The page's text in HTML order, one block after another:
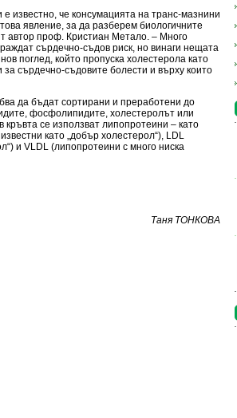
известно, че консумацията на транс-мазнини
явление, за да разберем биологичните
автор проф. Кристиан Метало. – Много
сърдечно-съдов риск, но винаги нещата
поглед, който пропуска холестерола като
сърдечно-съдовите болести и върху които
да бъдат сортирани и преработени до
фосфолипидите, холестеролът или
се използват липопротеини – като
като „добър холестерол“), LDL
и VLDL (липопротеини с много ниска
Таня ТОНКОВА